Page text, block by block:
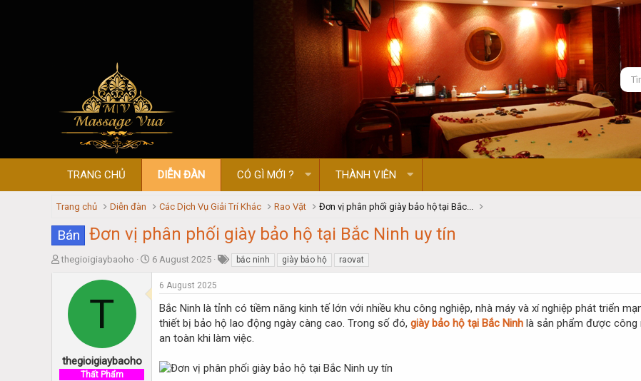
TRANG CHỦ DIỄN ĐÀN CÓ GÌ MỚI ? THÀNH VIÊN
Trang chủ Diễn đàn Các Dịch Vụ Giải Trí Khác Rao Vặt Đơn vị phân phối giày bảo hộ tại Bắc...
Bán Đơn vị phân phối giày bảo hộ tại Bắc Ninh uy tín
T
a
thegioigiaybaoho
S
t
6 August 2025 bắc ninh giày bảo hộ raovat
T
thegioigiaybaoho
Thất Phẩm
6 August 2025
Bắc Ninh là tỉnh có tiềm năng kinh tế lớn với nhiều khu công nghiệp, nhà máy và xí nghiệp phát triển
thiết bị bảo hộ lao động ngày càng cao. Trong số đó, giày bảo hộ tại Bắc Ninh là sản phẩm được công
an toàn khi làm việc.